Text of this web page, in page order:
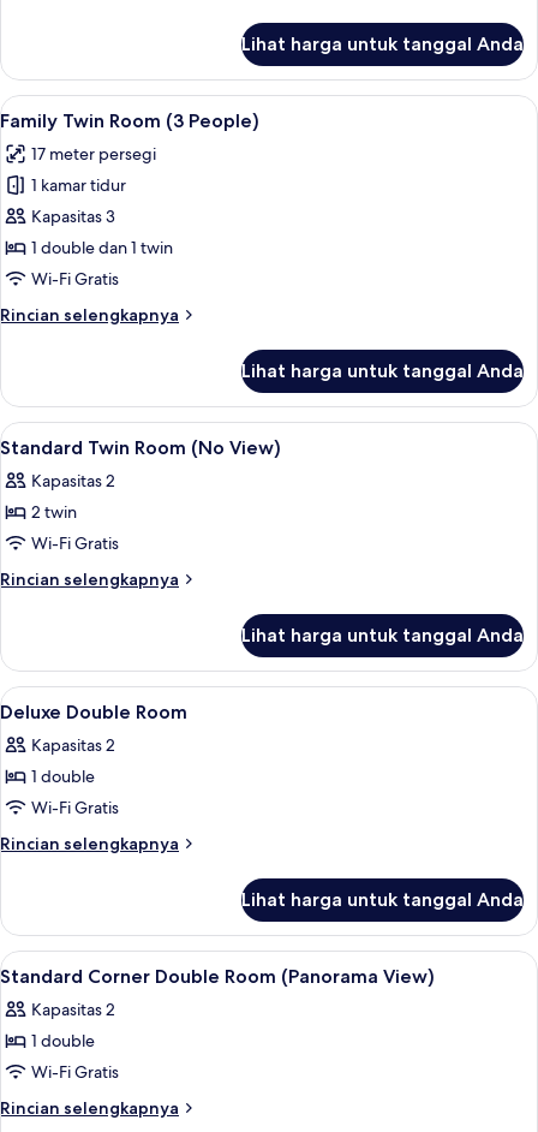
Kamar
Twin
Standar
Lihat harga untuk tanggal Anda
Lihat
semua
foto
untuk
Family
Twin
Room
People)
Family Twin Room (3 People) |
6
Family Twin Room (3 People)
17 meter persegi
1 kamar tidur
Kapasitas 3
1 double dan 1 twin
Wi-Fi Gratis
Rincian selengkapnya
Rincian
Family
Twin
Room
People)
Lihat harga untuk tanggal Anda
Lihat
semua
foto
untuk
Standard
Twin
View)
Seprai premium, selimut bulu
1
Standard Twin Room (No View)
Kapasitas 2
2 twin
Wi-Fi Gratis
Rincian selengkapnya
Rincian
Standard
Twin
Room
View)
Lihat harga untuk tanggal Anda
Lihat
semua
foto
untuk
Deluxe
Double
Seprai premium, selimut bulu
8
Deluxe Double Room
Kapasitas 2
1 double
Wi-Fi Gratis
Rincian selengkapnya
Rincian
Deluxe
Double
Room
Lihat harga untuk tanggal Anda
Lihat
semua
foto
untuk
Standard
Corner
Seprai premium, selimut bulu
3
Standard Corner Double Room (Panorama View)
Kapasitas 2
1 double
Wi-Fi Gratis
Rincian selengkapnya
Rincian